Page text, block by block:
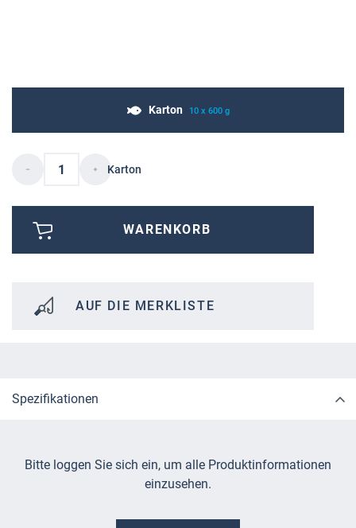
Karton 10 x 600 g
Karton
WARENKORB
AUF DIE MERKLISTE
Spezifikationen
Bitte loggen Sie sich ein, um alle Produktinformationen
einzusehen.